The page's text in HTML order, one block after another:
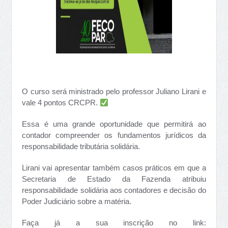
O curso será ministrado pelo professor Juliano Lirani e
vale 4 pontos CRCPR.
Essa é uma grande oportunidade que permitirá ao
contador compreender os fundamentos jurídicos da
responsabilidade tributária solidária.
Lirani vai apresentar também casos práticos em que a
Secretaria de Estado da Fazenda atribuiu
responsabilidade solidária aos contadores e decisão do
Poder Judiciário sobre a matéria.
Faça já a sua inscrição no link: